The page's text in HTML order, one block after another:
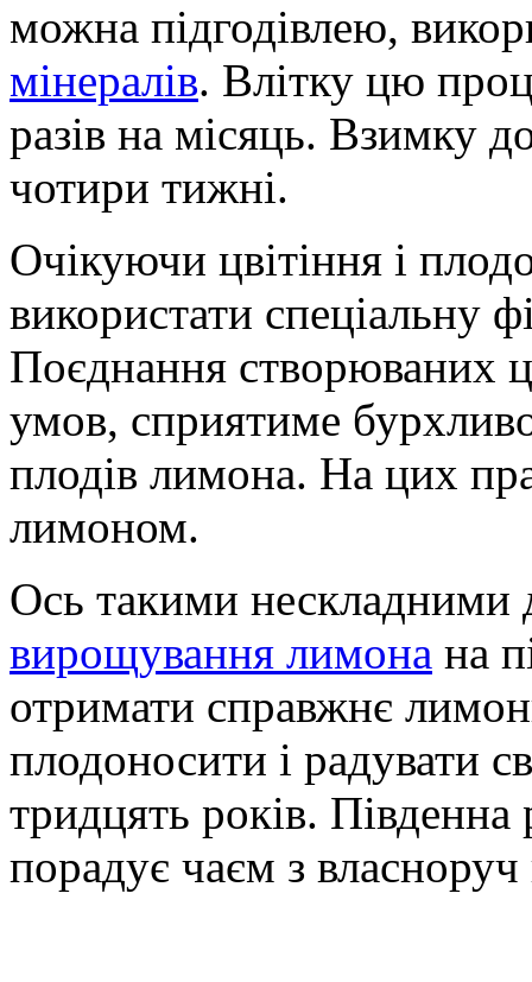
можна підгодівлею,
мінералів. Влітку цю
разів на місяць. Взимку
чотири тижні.
Очікуючи цвітіння і
використати спеціальну
Поєднання створюваних
умов, сприятиме
плодів лимона. На цих
лимоном.
Ось такими нескладними
вирощування лимона на
отримати справжнє
плодоносити і радувати
тридцять років.
порадує чаєм з